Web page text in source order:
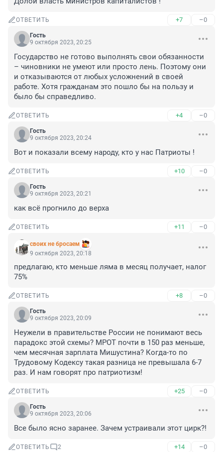
ОТВЕТИТЬ +7 –0
Гость
9 октября 2023, 20:25
Государство не готово выполнять свои обязанности
– чиновники не умеют или просто лень. Поэтому они
и отказываются от любых усложнений в своей
работе. Хотя гражданам это пошло бы на пользу и
было бы справедливо.
ОТВЕТИТЬ +4 –0
Гость
9 октября 2023, 20:24
Вот и показали всему народу, кто у нас Патриоты !
ОТВЕТИТЬ +10 –0
Гость
9 октября 2023, 20:21
как всё прогнило до верха
ОТВЕТИТЬ +11 –0
своих не бросаем
9 октября 2023, 20:18
предлагаю, кто меньше ляма в месяц получает, налог
75%
ОТВЕТИТЬ +8 –0
Гость
9 октября 2023, 20:09
Неужели в правительстве России не понимают весь
парадокс этой схемы? МРОТ почти в 150 раз меньше,
чем месячная зарплата Мишустина? Когда-то по
Трудовому Кодексу такая разница не превышала 6-7
раз. И нам говорят про патриотизм!
ОТВЕТИТЬ +25 –0
Гость
9 октября 2023, 20:06
Все было ясно заранее. Зачем устраивали этот цирк?!
ОТВЕТИТЬ 2 +14 –0